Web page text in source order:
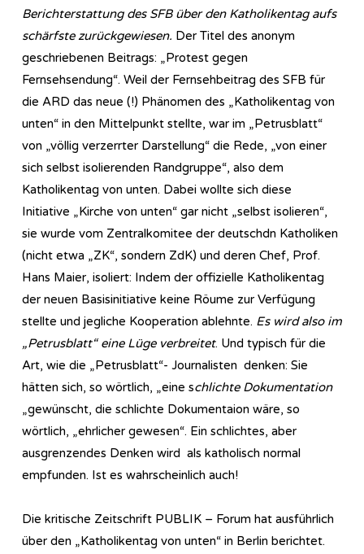
Berichterstattung des SFB über den Katholikentag aufs
schärfste zurückgewiesen. Der Titel des anonym
geschriebenen Beitrags: „Protest gegen
Fernsehsendung“. Weil der Fernsehbeitrag des SFB für
die ARD das neue (!) Phänomen des „Katholikentag von
unten“ in den Mittelpunkt stellte, war im „Petrusblatt“
von „völlig verzerrter Darstellung“ die Rede, „von einer
sich selbst isolierenden Randgruppe“, also dem
Katholikentag von unten. Dabei wollte sich diese
Initiative „Kirche von unten“ gar nicht „selbst isolieren“,
sie wurde vom Zentralkomitee der deutschdn Katholiken
(nicht etwa „ZK“, sondern ZdK) und deren Chef, Prof.
Hans Maier, isoliert: Indem der offizielle Katholikentag
der neuen Basisinitiative keine Röume zur Verfügung
stellte und jegliche Kooperation ablehnte. Es wird also im
„Petrusblatt“ eine Lüge verbreitet. Und typisch für die
Art, wie die „Petrusblatt“- Journalisten denken: Sie
hätten sich, so wörtlich, „eine schlichte Dokumentation
„gewünscht, die schlichte Dokumentaion wäre, so
wörtlich, „ehrlicher gewesen“. Ein schlichtes, aber
ausgrenzendes Denken wird als katholisch normal
empfunden. Ist es wahrscheinlich auch!
Die kritische Zeitschrift PUBLIK – Forum hat ausführlich
über den „Katholikentag von unten“ in Berlin berichtet.